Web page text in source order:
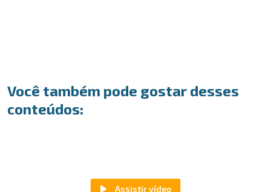
Você também pode gostar desses
conteúdos: